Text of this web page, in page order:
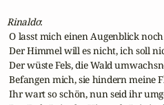
Rinaldo:
O lasst mich einen Augenblick
Der Himmel will es nicht, ich soll
Der wüste Fels, die Wald
Befangen mich, sie hindern meine
Ihr wart so schön, nun seid ihr